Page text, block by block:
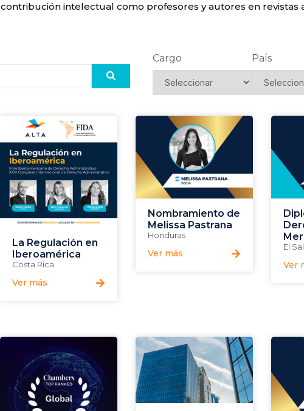
contribución intelectual como profesores y autores en revistas
Cargo País
La Regulación en
Iberoamérica
Costa Rica
Ver más
Nombramiento de
Melissa Pastrana
Honduras
Ver más
El
Ver